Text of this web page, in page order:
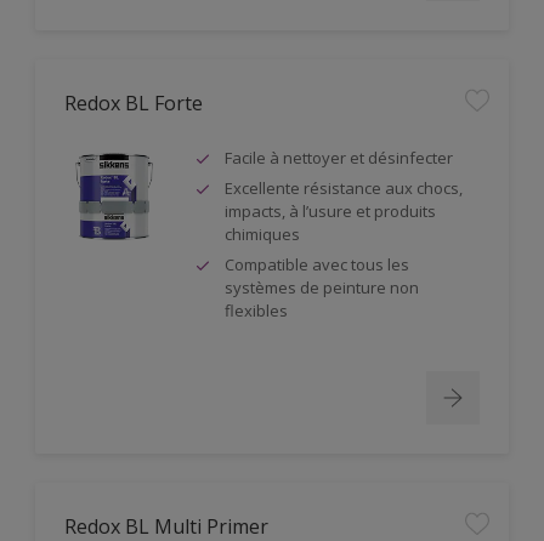
Redox BL Forte
Facile à nettoyer et désinfecter
Excellente résistance aux chocs,
impacts, à l’usure et produits
chimiques
Compatible avec tous les
systèmes de peinture non
flexibles
Redox BL Multi Primer